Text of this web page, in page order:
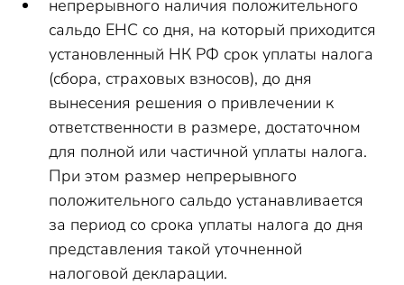
непрерывного наличия положительного
сальдо ЕНС со дня, на который приходится
установленный НК РФ срок уплаты налога
(сбора, страховых взносов), до дня
вынесения решения о привлечении к
ответственности в размере, достаточном
для полной или частичной уплаты налога.
При этом размер непрерывного
положительного сальдо устанавливается
за период со срока уплаты налога до дня
представления такой уточненной
налоговой декларации.